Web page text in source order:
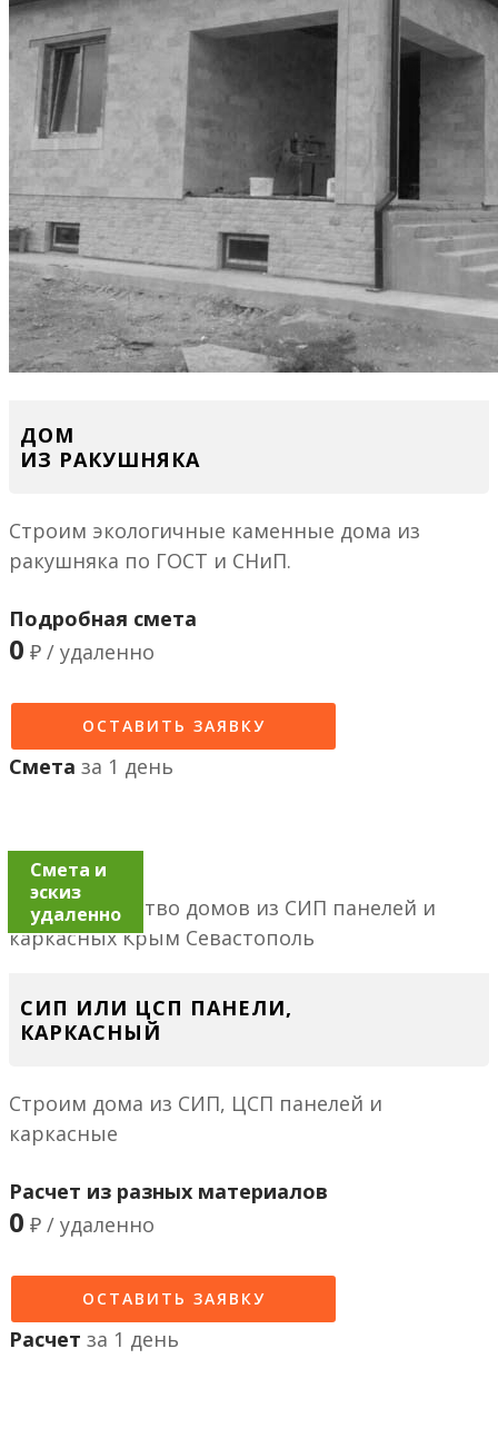
ДОМ
ИЗ РАКУШНЯКА
Строим экологичные каменные дома из
ракушняка по ГОСТ и СНиП.
Подробная смета
0 ₽ / удаленно
ОСТАВИТЬ ЗАЯВКУ
Смета за 1 день
Смета и
эскиз
удаленно
СИП ИЛИ ЦСП ПАНЕЛИ,
КАРКАСНЫЙ
Строим дома из СИП, ЦСП панелей и
каркасные
Расчет из разных материалов
0 ₽ / удаленно
ОСТАВИТЬ ЗАЯВКУ
Расчет за 1 день